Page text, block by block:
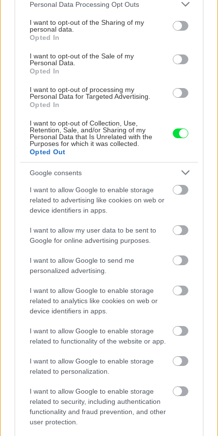
Please note that this website/app uses one or more Google
not limited to your visit or usage behaviour. You may click to
grant or deny consent to Google and its third-party tags to
use your data for below specified purposes in below Google
consent section.
Personal Data Processing Opt Outs
I want to opt-out of the Sharing of my
personal data.
Opted In
I want to opt-out of the Sale of my
Personal Data.
Opted In
I want to opt-out of processing my
Personal Data for Targeted Advertising.
Opted In
I want to opt-out of Collection, Use,
Retention, Sale, and/or Sharing of my
Personal Data that Is Unrelated with the
Purposes for which it was collected.
Opted Out
Google consents
I want to allow Google to enable storage
related to advertising like cookies on web or
device identifiers in apps.
I want to allow my user data to be sent to
Google for online advertising purposes.
I want to allow Google to send me
personalized advertising.
I want to allow Google to enable storage
related to analytics like cookies on web or
device identifiers in apps.
I want to allow Google to enable storage
related to functionality of the website or app.
I want to allow Google to enable storage
related to personalization.
I want to allow Google to enable storage
related to security, including authentication
functionality and fraud prevention, and other
user protection.
rekonštrukciu Trenčianskej
Príroda nás neprestane
prekvapovať! Kvet, ktorý sa
po dotyku vody mení na
KOMENTÁRE komentár
VIDEO
Chcete dominantu interiéru,
ktorá pritiahne pohľady?
Vyrobte si takéto masívne
orechové svietidlo
Prečo klasická
ako to vyriešiť